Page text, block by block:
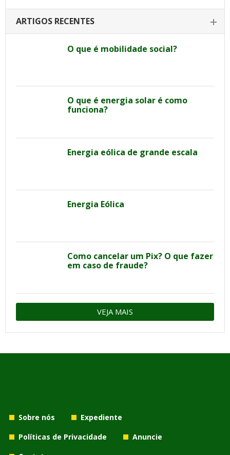
ARTIGOS RECENTES
O que é mobilidade social?
O que é energia solar é como
funciona?
Energia eólica de grande escala
Energia Eólica
Como cancelar um Pix? O que fazer
em caso de fraude?
VEJA MAIS
Sobre nós
Expediente
Políticas de Privacidade
Anuncie